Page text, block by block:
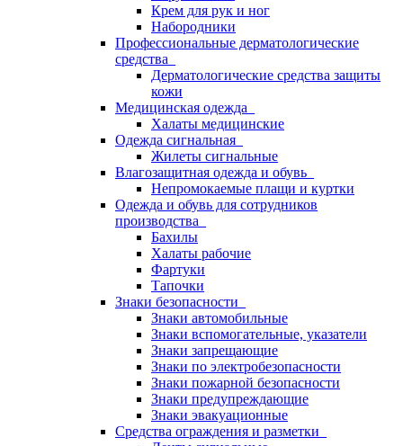
Крем для рук и ног
Набородники
Профессиональные дерматологические
средства
Дерматологические средства защиты
кожи
Медицинская одежда
Халаты медицинские
Одежда сигнальная
Жилеты сигнальные
Влагозащитная одежда и обувь
Непромокаемые плащи и куртки
Одежда и обувь для сотрудников
производства
Бахилы
Халаты рабочие
Фартуки
Тапочки
Знаки безопасности
Знаки автомобильные
Знаки вспомогательные, указатели
Знаки запрещающие
Знаки по электробезопасности
Знаки пожарной безопасности
Знаки предупреждающие
Знаки эвакуационные
Средства ограждения и разметки